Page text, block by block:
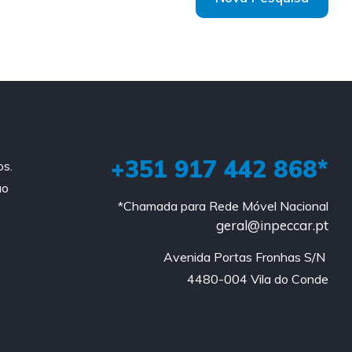
+351 917 442 868*
*Chamada para Rede Móvel Nacional
geral@inpeccar.pt
Avenida Portas Fronhas S/N
4480-004 Vila do Conde